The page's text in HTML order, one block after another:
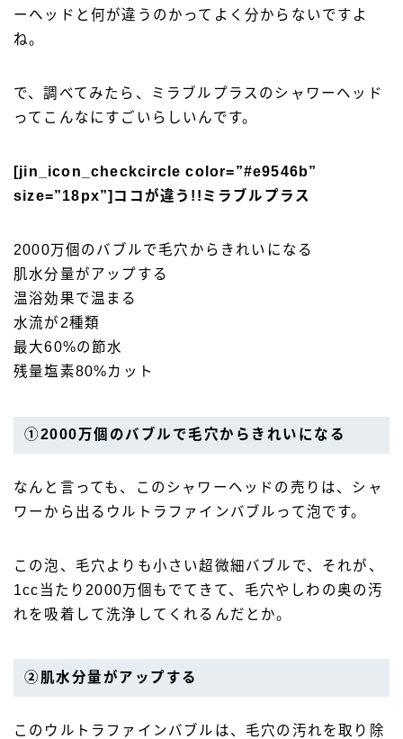
ーヘッドと何が違うのかってよく分からないですよ
ね。
で、調べてみたら、ミラブルプラスのシャワーヘッド
ってこんなにすごいらしいんです。
[jin_icon_checkcircle color=”#e9546b”
size=”18px”]ココが違う!!ミラブルプラス
2000万個のバブルで毛穴からきれいになる
肌水分量がアップする
温浴効果で温まる
水流が2種類
最大60%の節水
残量塩素80%カット
①2000万個のバブルで毛穴からきれいになる
なんと言っても、このシャワーヘッドの売りは、シャ
ワーから出るウルトラファインバブルって泡です。
この泡、毛穴よりも小さい超微細バブルで、それが、
1cc当たり2000万個もでてきて、毛穴やしわの奥の汚
れを吸着して洗浄してくれるんだとか。
②肌水分量がアップする
このウルトラファインバブルは、毛穴の汚れを取り除